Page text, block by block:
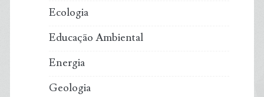
Ecologia
Educação Ambiental
Energia
Geologia